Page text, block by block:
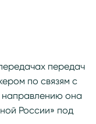
передач
по связям с
она
России» под